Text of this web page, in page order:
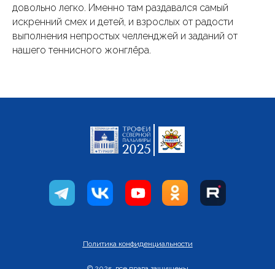
довольно легко. Именно там раздавался самый
искренний смех и детей, и взрослых от радости
выполнения непростых челленджей и заданий от
нашего теннисного жонглёра.
Политика конфиденциальности